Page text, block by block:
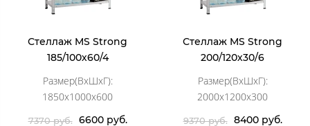
Стеллаж MS Strong
185/100х60/4
Размер(ВхШхГ):
1850x1000x600
7370 руб. 6600 руб.
Стеллаж MS Strong
200/120х30/6
Размер(ВхШхГ):
2000x1200x300
9370 руб. 8400 руб.